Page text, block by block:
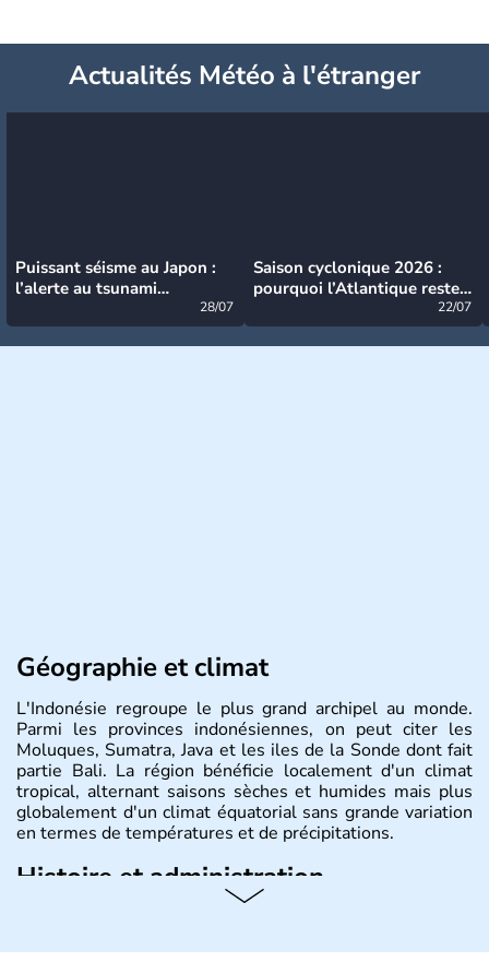
Actualités Météo à l'étranger
Puissant séisme au Japon :
l’alerte au tsunami
28/07
Saison cyclonique 2026 :
pourquoi l’Atlantique reste
22/07
Géographie et climat
L'Indonésie regroupe le plus grand archipel au monde.
Parmi les provinces indonésiennes, on peut citer les
Moluques, Sumatra, Java et les iles de la Sonde dont fait
partie Bali. La région bénéficie localement d'un climat
tropical, alternant saisons sèches et humides mais plus
globalement d'un climat équatorial sans grande variation
en termes de températures et de précipitations.
Histoire et administration
6000 sont habitées. C'est en 1945 que son